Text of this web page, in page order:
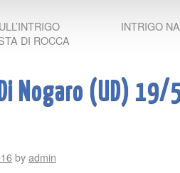
DI ROCCA
INTRIGO
Nogaro (UD)
byadmin